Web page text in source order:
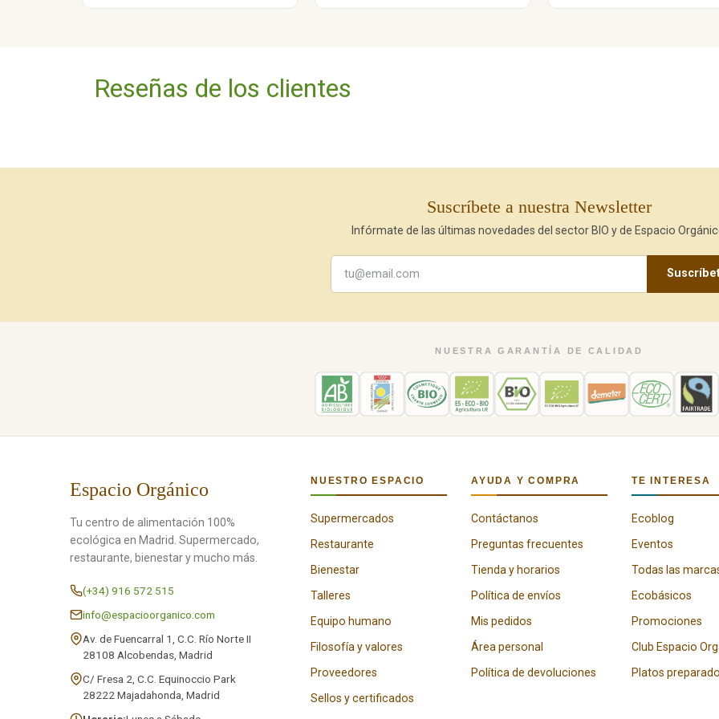
Reseñas de los clientes
Suscríbete a nuestra Newsletter
Infórmate de las últimas novedades del sector BIO y de Espacio
NUESTRA GARANTÍA DE CALIDAD
Espacio Orgánico
Tu centro de alimentación 100%
ecológica en Madrid. Supermercado,
restaurante, bienestar y mucho más.
(+34) 916 572 515
info@espacioorganico.com
Av. de Fuencarral 1, C.C. Río Norte II
28108 Alcobendas, Madrid
C/ Fresa 2, C.C. Equinoccio Park
28222 Majadahonda, Madrid
NUESTRO ESPACIO
Supermercados
Restaurante
Bienestar
Talleres
Equipo humano
Filosofía y valores
Proveedores
Sellos y certificados
AYUDA Y COMPRA
Contáctanos
Preguntas frecuentes
Tienda y horarios
Política de envíos
Mis pedidos
Área personal
Política de devoluciones
TE INTERESA
Ecoblog
Eventos
Todas las
Ecobásicos
Promociones
Club Espacio
Platos